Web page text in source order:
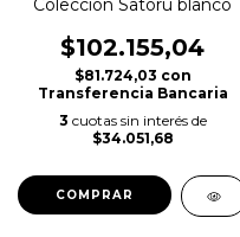
Colección Satoru blanco
$102.155,04
$81.724,03 con
Transferencia Bancaria
3 cuotas sin interés de
$34.051,68
COMPRAR